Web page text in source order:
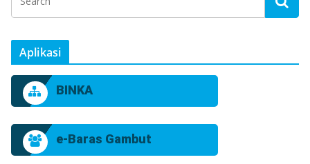
Aplikasi
BINKA
e-Baras Gambut